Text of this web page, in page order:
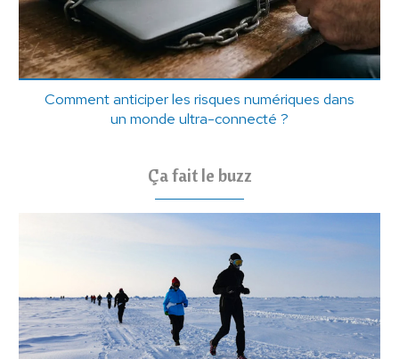
Comment anticiper les risques numériques dans
un monde ultra-connecté ?
Ça fait le buzz